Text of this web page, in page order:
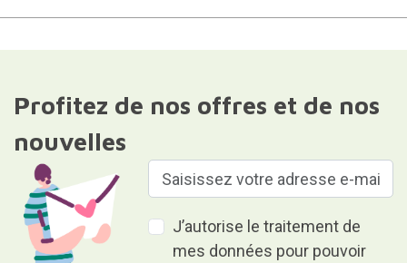
Profitez de nos offres et de nos
nouvelles
J’autorise le traitement de
mes données pour pouvoir